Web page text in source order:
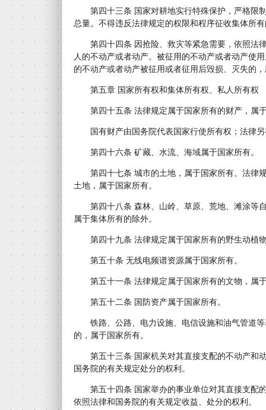
第四十三条 国家对耕地实行特殊保护，严格限
总量。不得违反法律规定的权限和程序征收集体所
第四十四条 因抢险、救灾等紧急需要，依照法
人的不动产或者动产。被征用的不动产或者动产使
的不动产或者动产被征用或者征用后毁损、灭失的
第五章 国家所有权和集体所有权、私人所有权
第四十五条 法律规定属于国家所有的财产，属
国有财产由国务院代表国家行使所有权；法律另
第四十六条 矿藏、水流、海域属于国家所有。
第四十七条 城市的土地，属于国家所有。法律
土地，属于国家所有。
第四十八条 森林、山岭、草原、荒地、滩涂等
属于集体所有的除外。
第四十九条 法律规定属于国家所有的野生动植
第五十条 无线电频谱资源属于国家所有。
第五十一条 法律规定属于国家所有的文物，属
第五十二条 国防资产属于国家所有。
铁路、公路、电力设施、电信设施和油气管道等
的，属于国家所有。
第五十三条 国家机关对其直接支配的不动产和
国务院的有关规定处分的权利。
第五十四条 国家举办的事业单位对其直接支配
依照法律和国务院的有关规定收益、处分的权利。